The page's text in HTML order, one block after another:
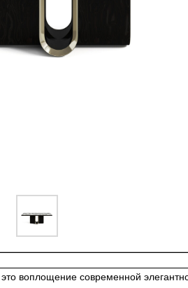
воплощение современной